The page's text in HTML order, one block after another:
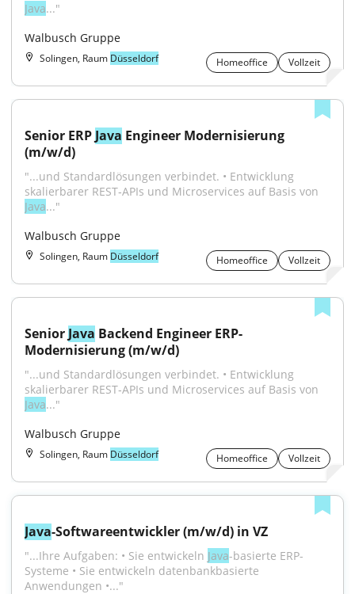
Java..."
Walbusch Gruppe
Solingen, Raum Düsseldorf Homeoffice Vollzeit
Senior ERP Java Engineer Modernisierung
(m/w/d)
"...und Standardlösungen verbindet. • Entwicklung
Java..."
Walbusch Gruppe
Solingen, Raum Düsseldorf Homeoffice Vollzeit
Senior Java Backend Engineer ERP-
Modernisierung (m/w/d)
"...und Standardlösungen verbindet. • Entwicklung
Java..."
Walbusch Gruppe
Solingen, Raum Düsseldorf Homeoffice Vollzeit
Java-Softwareentwickler (m/w/d) in VZ
"...Ihre Aufgaben: • Sie entwickeln Java-basierte ERP-
Systeme • Sie entwickeln datenbankbasierte
Anwendungen •..."